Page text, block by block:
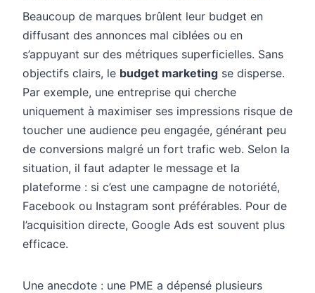
Beaucoup de marques brûlent leur budget en
diffusant des annonces mal ciblées ou en
s’appuyant sur des métriques superficielles. Sans
objectifs clairs, le budget marketing se disperse.
Par exemple, une entreprise qui cherche
uniquement à maximiser ses impressions risque de
toucher une audience peu engagée, générant peu
de conversions malgré un fort trafic web. Selon la
situation, il faut adapter le message et la
plateforme : si c’est une campagne de notoriété,
Facebook ou Instagram sont préférables. Pour de
l’acquisition directe, Google Ads est souvent plus
efficace.
Une anecdote : une PME a dépensé plusieurs